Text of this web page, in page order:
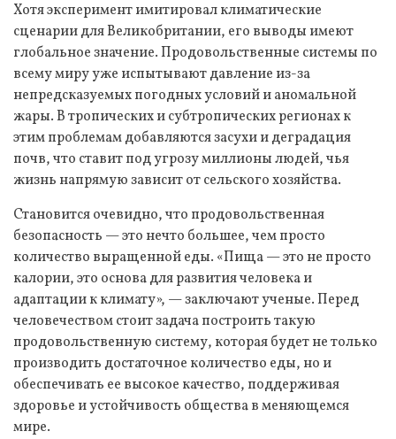
Хотя эксперимент имитировал климатические
сценарии для Великобритании, его выводы имеют
глобальное значение. Продовольственные системы по
всему миру уже испытывают давление из-за
непредсказуемых погодных условий и аномальной
жары. В тропических и субтропических регионах к
этим проблемам добавляются засухи и деградация
почв, что ставит под угрозу миллионы людей, чья
жизнь напрямую зависит от сельского хозяйства.
Становится очевидно, что продовольственная
безопасность — это нечто большее, чем просто
количество выращенной еды. «Пища — это не просто
калории, это основа для развития человека и
адаптации к климату», — заключают ученые. Перед
человечеством стоит задача построить такую
продовольственную систему, которая будет не только
производить достаточное количество еды, но и
обеспечивать ее высокое качество, поддерживая
здоровье и устойчивость общества в меняющемся
мире.